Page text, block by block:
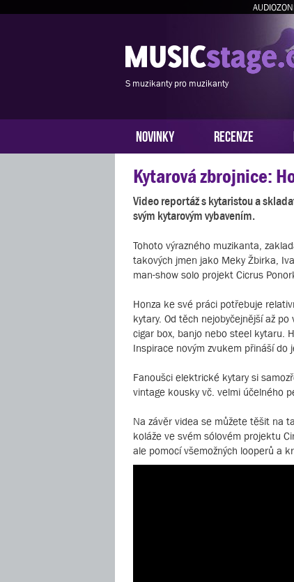
S muzikanty pro muzikanty
NOVINKY RECENZE
Kytarová zbrojnice:
Video reportáž s kytaristou a
svým kytarovým vybavením.
Tohoto výrazného muzikanta,
takových jmen jako Meky Žbirka,
man-show solo projekt Cicrus
Honza ke své práci potřebuje
kytary. Od těch nejobyčejnější až
cigar box, banjo nebo steel kytaru.
Inspirace novým zvukem přináší do
Fanoušci elektrické kytary si
vintage kousky vč. velmi účelného
Na závěr videa se můžete těšit na
koláže ve svém sólovém projektu
ale pomocí všemožných looperů a